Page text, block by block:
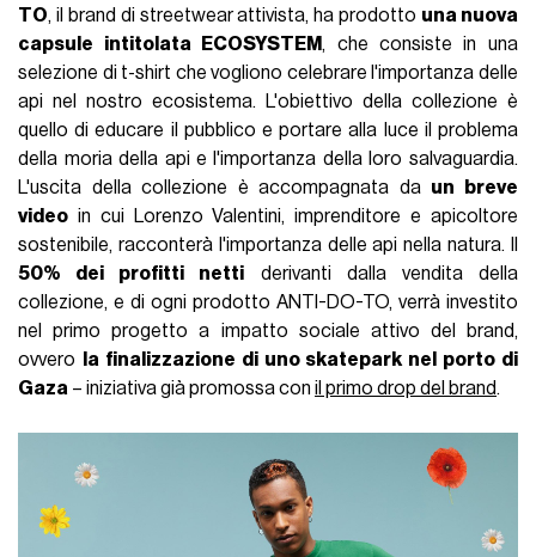
TO, il brand di streetwear attivista, ha prodotto una nuova
capsule intitolata ECOSYSTEM , che consiste in una
selezione di t-shirt che vogliono celebrare l'importanza delle
api nel nostro ecosistema. L'obiettivo della collezione è
quello di educare il pubblico e portare alla luce il problema
della moria della api e l'importanza della loro salvaguardia.
L'uscita della collezione è accompagnata da un breve
video in cui Lorenzo Valentini, imprenditore e apicoltore
sostenibile, racconterà l'importanza delle api nella natura. Il
50% dei profitti netti derivanti dalla vendita della
collezione, e di ogni prodotto ANTI-DO-TO, verrà investito
nel primo progetto a impatto sociale attivo del brand,
ovvero
la finalizzazione di uno skatepark nel porto di
Gaza – iniziativa già promossa conil primo drop del brand.